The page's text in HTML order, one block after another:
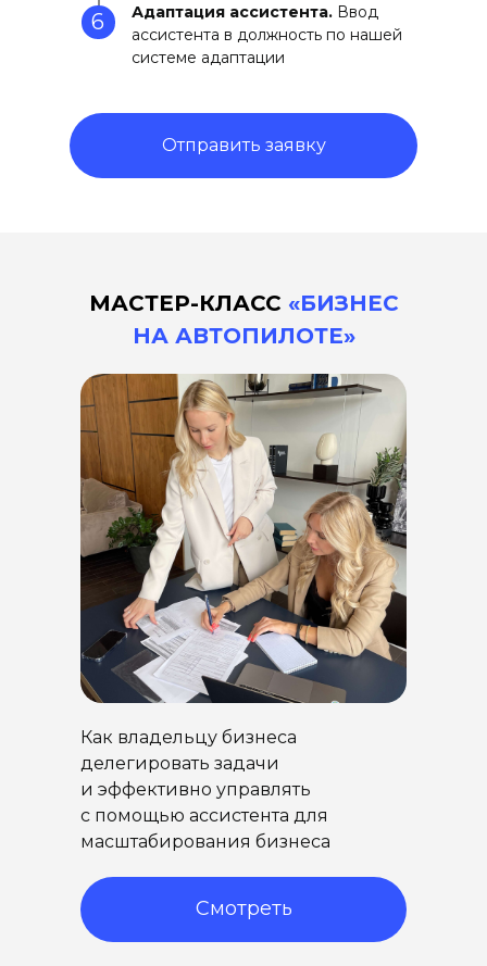
Отправить заявку
6 Адаптация ассистента. Ввод
ассистента в должность по нашей
системе адаптации
Смотреть
МАСТЕР-КЛАСС «БИЗНЕС
НА АВТОПИЛОТЕ»
Как владельцу бизнеса
делегировать задачи
и эффективно управлять
с помощью ассистента для
масштабирования бизнеса